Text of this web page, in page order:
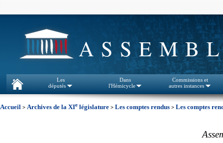
Les
députés
Dans
l'Hémicycle
Commissions et
autres instances
Accueil > Archives de la XIe législature > Les comptes rendus > Les comptes